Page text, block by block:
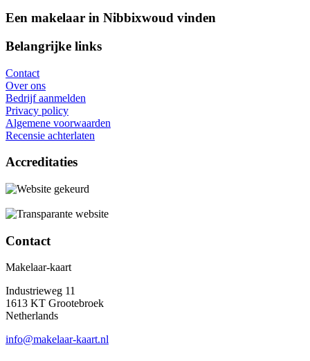
Een makelaar in Nibbixwoud vinden
Belangrijke links
Contact
Over ons
Bedrijf aanmelden
Privacy policy
Algemene voorwaarden
Recensie achterlaten
Accreditaties
Contact
Makelaar-kaart
Industrieweg 11
1613 KT Grootebroek
Netherlands
info@makelaar-kaart.nl